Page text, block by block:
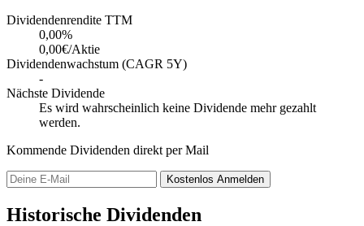
Dividendenrendite TTM
0,00%
0,00€/Aktie
Dividendenwachstum (CAGR 5Y)
-
Nächste Dividende
Es wird wahrscheinlich keine Dividende mehr gezahlt
werden.
Kommende Dividenden direkt per Mail
Kostenlos Anmelden
Historische Dividenden